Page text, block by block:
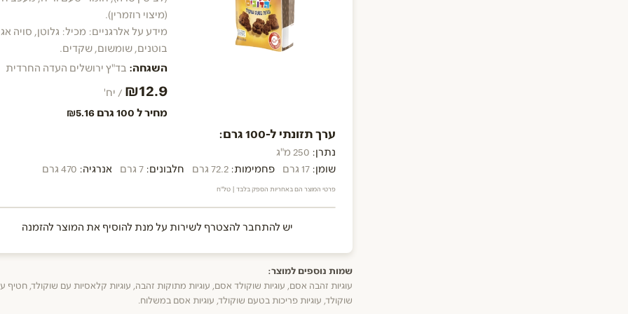
(מיצוי רוזמרין).
מידע על אלרגניים: מכיל: גלוטן, סויה
בוטנים, שומשום, שקדים.
השגחה: בד"ץ ירושלים העדה החרדית
₪12.9 / יח'
מחיר ל 100 גרם ₪5.16
ערך תזונתי ל-100 גרם:
נתרן: 250 מ"ג
שומן: 17 גרם פחמימות: 72.2 גרם חלבונים: 7 גרם אנרגיה: 470 גרם
פרטי המוצר הם באחריות הספק בלבד | טל"ח
יש להתחבר להצטרף לשירות על מנת להוסיף את המוצר להזמנה
שמות נוספים למוצר:
עוגיות זהבה אסם, עוגיות שוקולד אסם, עוגיות מתוקות זהבה, עוגיות קלאסיות עם שוקולד, חטיף
שוקולד, עוגיות פריכות בטעם שוקולד, עוגיות אסם במשלוח.